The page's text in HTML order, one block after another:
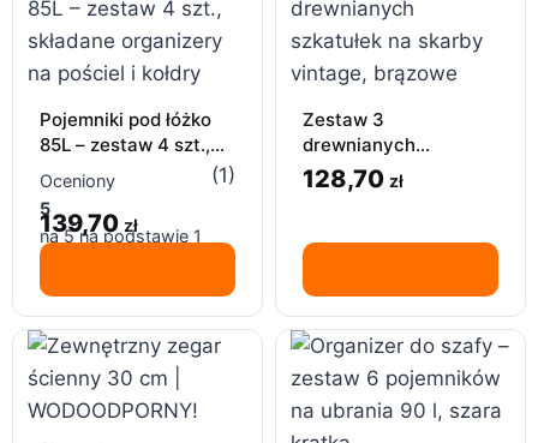
Pojemniki pod łóżko
85L – zestaw 4 szt.,
składane organizery
na pościel i kołdry
Oceniony
5
na 5 na podstawie 1
(1)
139,70 zł
Zestaw 3
drewnianych
szkatułek na skarby
vintage – 8×5×6 cm,
128,70 zł